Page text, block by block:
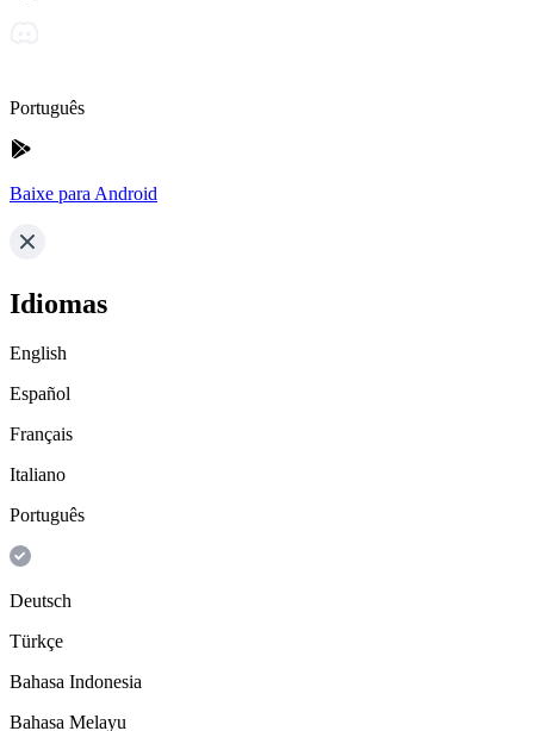
Português
Baixe para Android
Idiomas
English
Español
Français
Italiano
Português
Deutsch
Türkçe
Bahasa Indonesia
Bahasa Melayu